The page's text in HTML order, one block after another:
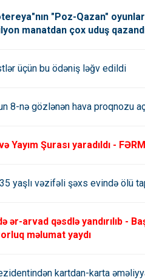
"Poz-Qazan"
manatdan çox uduş
üçün bu ödəniş ləğv edildi
8-nə gözlənən hava proqnozu
Yayım Şurası yaradıldı -
yaşlı vəzifəli şəxs evində ölü
ər-arvad qəsdlə yandırılıb -
məlumat yaydı
kartdan-karta